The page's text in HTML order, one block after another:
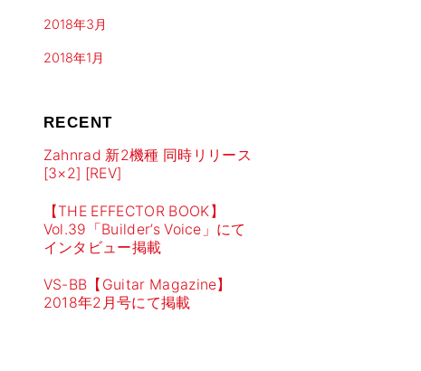
2018年3月
2018年1月
RECENT
Zahnrad 新2機種 同時リリース
[3×2] [REV]
【THE EFFECTOR BOOK】
Vol.39「Builder’s Voice」にて
インタビュー掲載
VS-BB【Guitar Magazine】
2018年2月号にて掲載